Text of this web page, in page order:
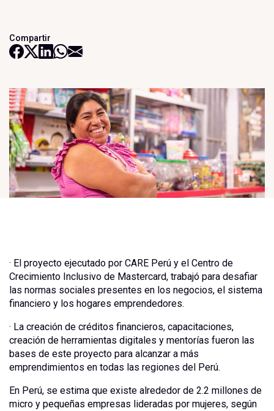
Compartir
· El proyecto ejecutado por CARE Perú y el Centro de
Crecimiento Inclusivo de Mastercard, trabajó para desafiar
las normas sociales presentes en los negocios, el sistema
financiero y los hogares emprendedores.
· La creación de créditos financieros, capacitaciones,
creación de herramientas digitales y mentorías fueron las
bases de este proyecto para alcanzar a más
emprendimientos en todas las regiones del Perú.
En Perú, se estima que existe alrededor de 2.2 millones de
micro y pequeñas empresas lideradas por mujeres, según